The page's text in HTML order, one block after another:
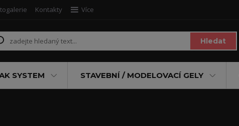
Kontakty Více
Hledat
SYSTEM STAVEBNÍ / MODELOVACÍ GELY